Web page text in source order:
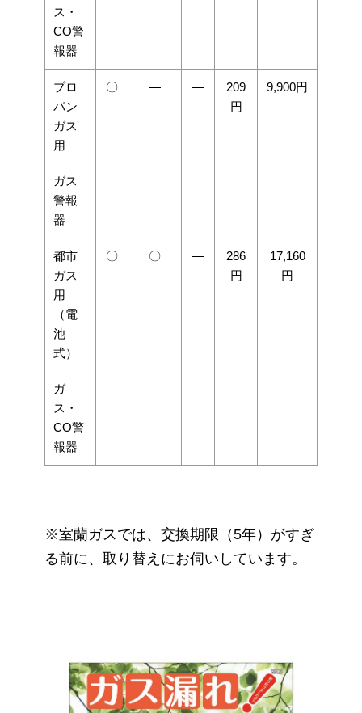
ス・
CO警
報器
プロ
パン
ガス
用
ガス
警報
器
〇 ― ―
209
円
9,900円
都市
ガス
用
（電
池
式）
ガ
ス・
CO警
報器
〇 〇 ―
286
円
17,160
円
※室蘭ガスでは、交換期限（5年）がすぎ
る前に、取り替えにお伺いしています。